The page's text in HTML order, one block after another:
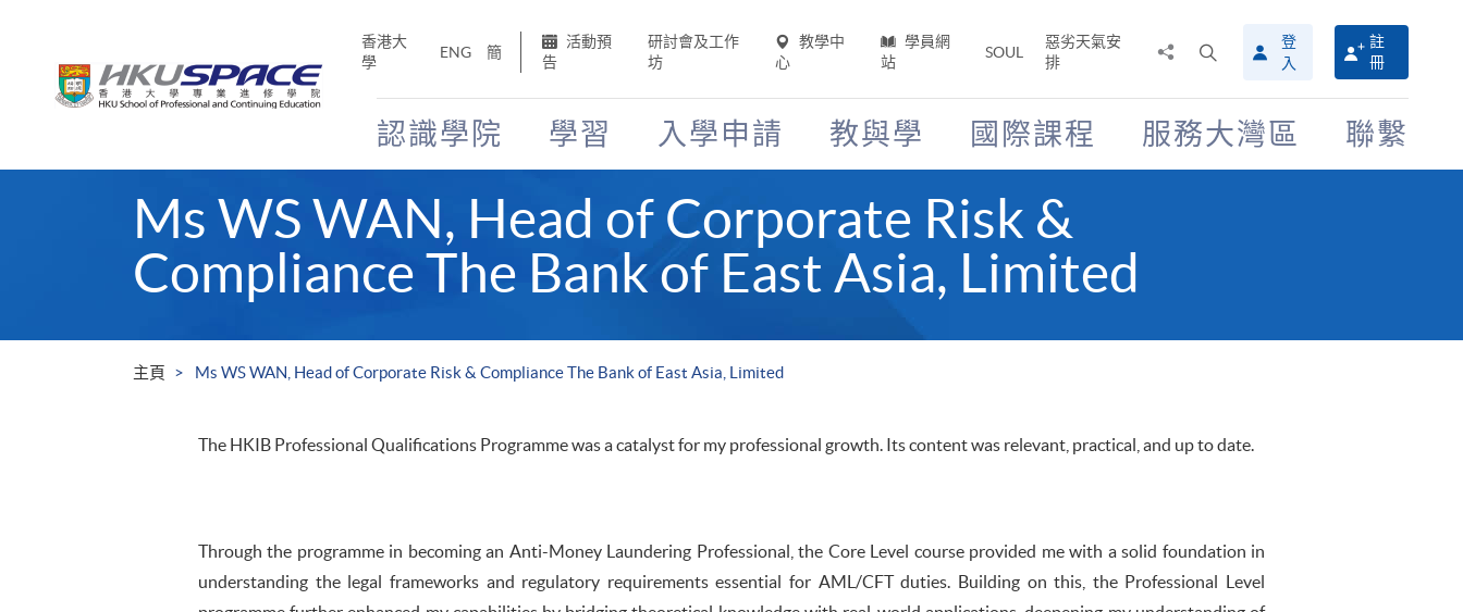
香港大
學
ENG 簡
活動預
告
研討會及工作
坊
教學中
心
學員網
站
SOUL
惡劣天氣安
排
搜
尋
介
面
登
入
註
冊
認識學院 學習 入學申請 教與學 國際課程 服務大灣區 聯繫
Ms WS WAN, Head of Corporate Risk &
Compliance The Bank of East Asia, Limited
主頁 Ms WS WAN, Head of Corporate Risk & Compliance The Bank of East Asia, Limited
The HKIB Professional Qualifications Programme was a catalyst for my professional growth. Its content was relevant, practical, and up to date.
Through the programme in becoming an Anti-Money Laundering Professional, the Core Level course provided me with a solid foundation in
understanding the legal frameworks and regulatory requirements essential for AML/CFT duties. Building on this, the Professional Level